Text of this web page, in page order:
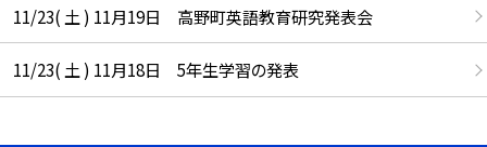
11/23( 土 ) 11月19日 高野町英語教育研究発表会
11/23( 土 ) 11月18日 5年生学習の発表